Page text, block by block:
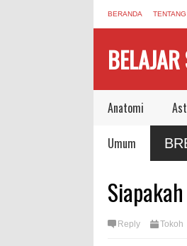
BERANDA
Anatomi
Umum
Sinyal Konspirasi yang Masih Berbunyi
Reply Tokoh